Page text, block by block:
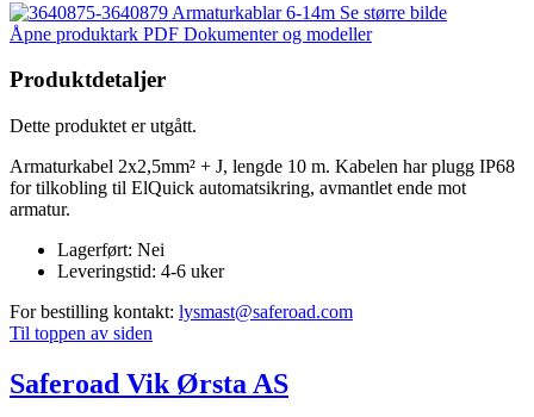
Se større bilde
Åpne produktark PDF Dokumenter og modeller
Produktdetaljer
Dette produktet er utgått.
Armaturkabel 2x2,5mm² + J, lengde 10 m. Kabelen har plugg IP68
for tilkobling til ElQuick automatsikring, avmantlet ende mot
armatur.
Lagerført: Nei
Leveringstid: 4-6 uker
For bestilling kontakt: lysmast@saferoad.com
Til toppen av siden
Saferoad Vik Ørsta AS